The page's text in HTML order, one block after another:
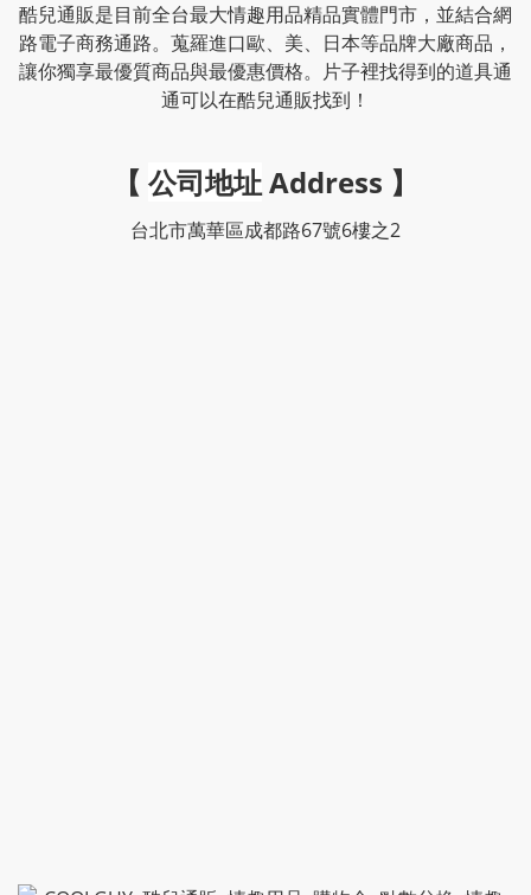
酷兒通販是目前全台最大情趣用品精品實體門市，並結合網
路電子商務通路。蒐羅進口歐、美、日本等品牌大廠商品，
讓你獨享最優質商品與最優惠價格。片子裡找得到的道具通
通可以在酷兒通販找到！
【 公司地址Address 】
台北市萬華區成都路67號6樓之2